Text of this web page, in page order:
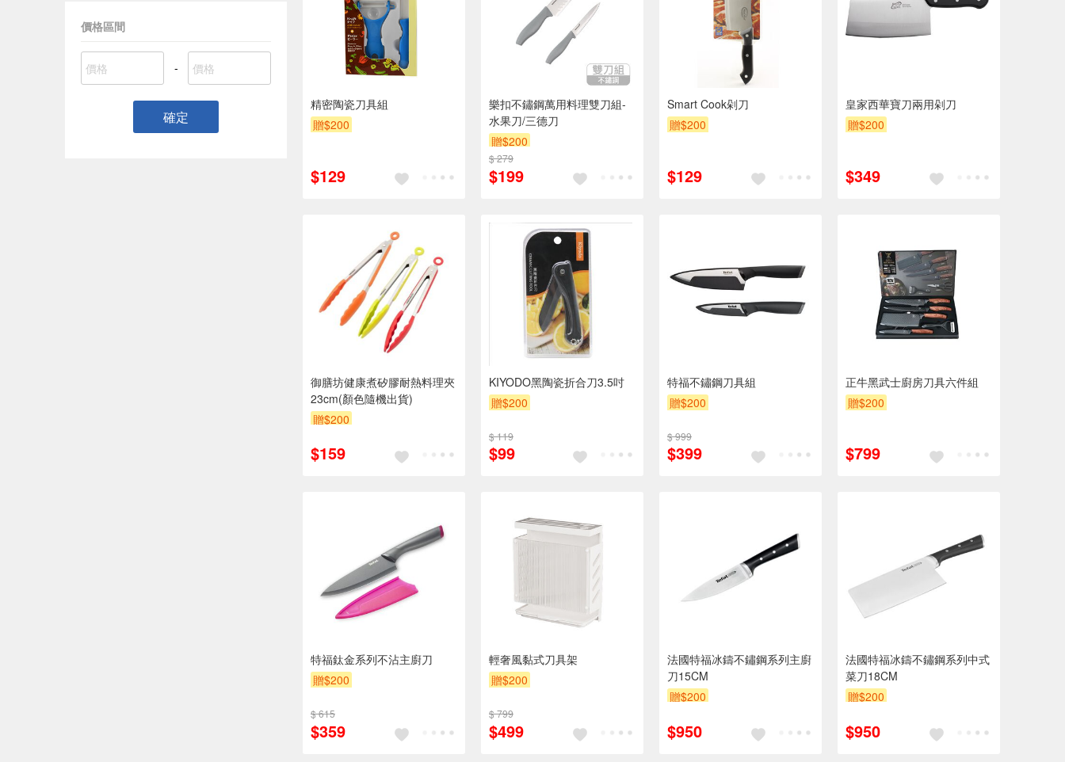
價格區間
-
確定
精密陶瓷刀具組
贈$200
$129
樂扣不鏽鋼萬用料理雙刀組-
水果刀/三德刀
贈$200
$ 279
$199
Smart Cook剁刀
贈$200
$129
皇家西華寶刀兩用剁刀
贈$200
$349
御膳坊健康煮矽膠耐熱料理夾
23cm(顏色隨機出貨)
贈$200
$159
KIYODO黑陶瓷折合刀3.5吋
贈$200
$ 119
$99
特福不鏽鋼刀具組
贈$200
$ 999
$399
正牛黑武士廚房刀具六件組
贈$200
$799
特福鈦金系列不沾主廚刀
贈$200
$ 615
$359
輕奢風黏式刀具架
贈$200
$ 799
$499
法國特福冰鑄不鏽鋼系列主廚
刀15CM
贈$200
$950
法國特福冰鑄不鏽鋼系列中式
菜刀18CM
贈$200
$950